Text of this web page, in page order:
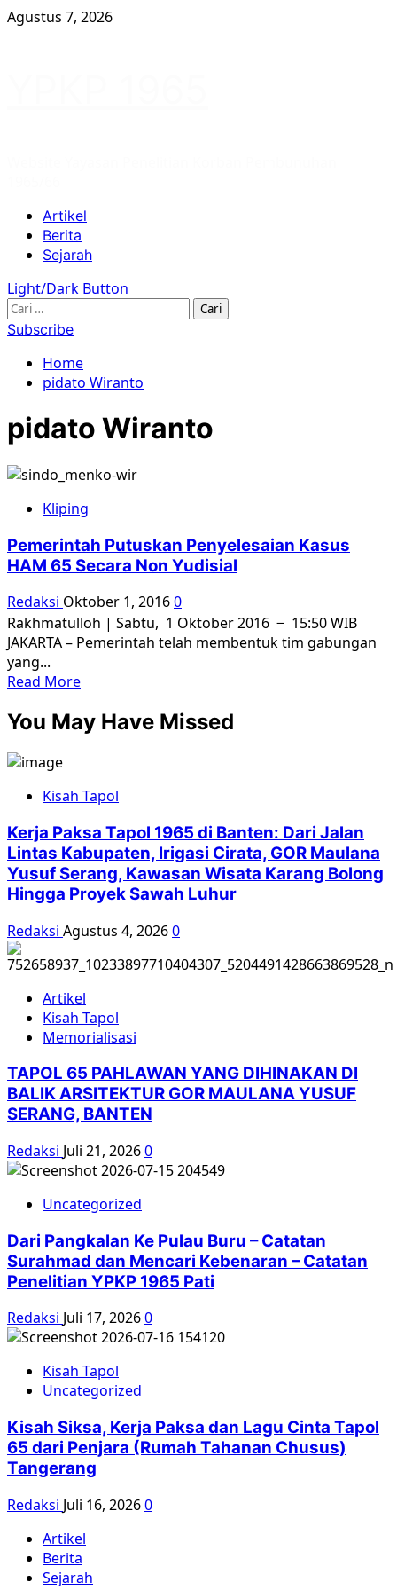
Skip
Agustus 7, 2026
Primary
Menu
Artikel
Berita
Sejarah
Light/Dark Button
Cari
untuk:
Subscribe
Home
pidato Wiranto
pidato Wiranto
Kliping
Pemerintah Putuskan Penyelesaian Kasus
HAM 65 Secara Non Yudisial
Redaksi Oktober 1, 20160
Rakhmatulloh | Sabtu, 1 Oktober 2016 − 15:50 WIB
JAKARTA – Pemerintah telah membentuk tim gabungan
yang...
Read MoreRead
about
Pemerintah
Kasus
65
Secara
Non
Yudisial
You May Have Missed
Kisah Tapol
Kerja Paksa Tapol 1965 di Banten: Dari Jalan
Lintas Kabupaten, Irigasi Cirata, GOR Maulana
Yusuf Serang, Kawasan Wisata Karang Bolong
Hingga Proyek Sawah Luhur
Redaksi Agustus 4, 20260
Artikel
Kisah Tapol
Memorialisasi
TAPOL 65 PAHLAWAN YANG DIHINAKAN DI
BALIK ARSITEKTUR GOR MAULANA YUSUF
SERANG, BANTEN
Redaksi Juli 21, 20260
Uncategorized
Dari Pangkalan Ke Pulau Buru – Catatan
Surahmad dan Mencari Kebenaran – Catatan
Penelitian YPKP 1965 Pati
Redaksi Juli 17, 20260
Kisah Tapol
Uncategorized
Kisah Siksa, Kerja Paksa dan Lagu Cinta Tapol
65 dari Penjara (Rumah Tahanan Chusus)
Tangerang
Redaksi Juli 16, 20260
Artikel
Berita
Sejarah